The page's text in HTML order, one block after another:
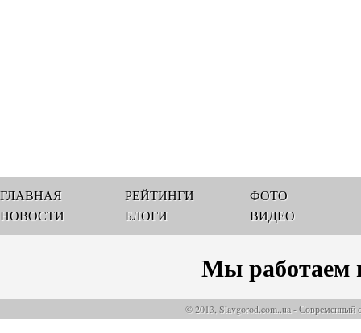
ГЛАВНАЯ
НОВОСТИ
РЕЙТИНГИ
БЛОГИ
ФОТО
ВИДЕО
Мы работаем
© 2013, Slavgorod.com..ua - Современный